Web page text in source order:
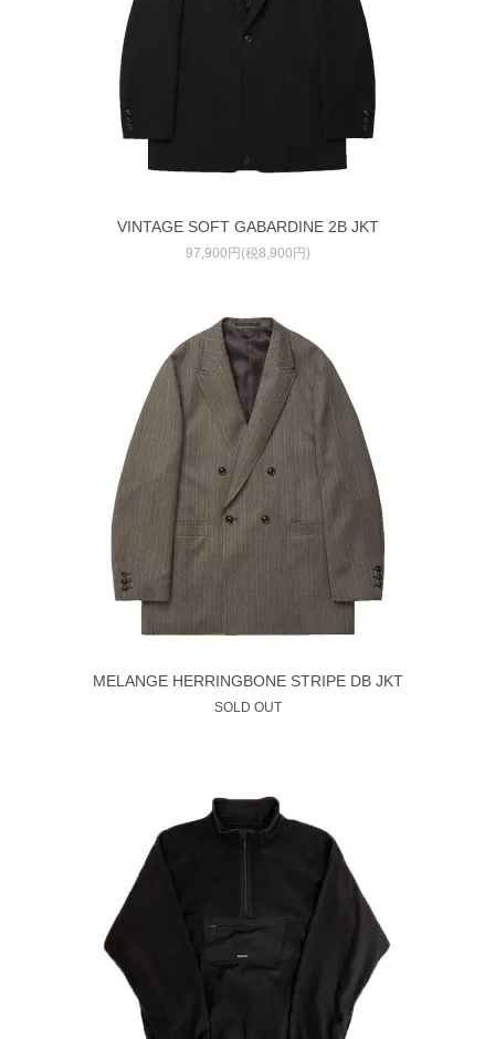
VINTAGE SOFT GABARDINE 2B JKT
97,900円(税8,900円)
MELANGE HERRINGBONE STRIPE DB JKT
SOLD OUT